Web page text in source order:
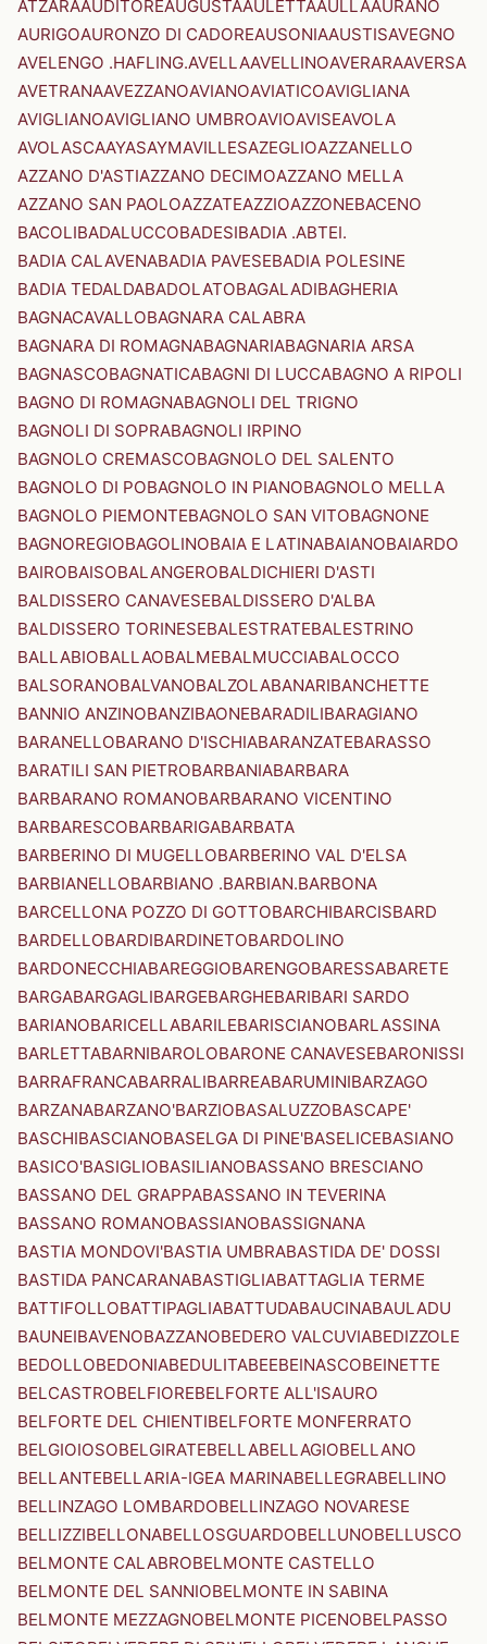
ATZARAAUDITOREAUGUSTAAULETTAAULLAAURANO
AURIGOAURONZO DI CADOREAUSONIAAUSTISAVEGNO
AVELENGO .HAFLING.AVELLAAVELLINOAVERARAAVERSA
AVETRANAAVEZZANOAVIANOAVIATICOAVIGLIANA
AVIGLIANOAVIGLIANO UMBROAVIOAVISEAVOLA
AVOLASCAAYASAYMAVILLESAZEGLIOAZZANELLO
AZZANO D'ASTIAZZANO DECIMOAZZANO MELLA
AZZANO SAN PAOLOAZZATEAZZIOAZZONEBACENO
BACOLIBADALUCCOBADESIBADIA .ABTEI.
BADIA CALAVENABADIA PAVESEBADIA POLESINE
BADIA TEDALDABADOLATOBAGALADIBAGHERIA
BAGNACAVALLOBAGNARA CALABRA
BAGNARA DI ROMAGNABAGNARIABAGNARIA ARSA
BAGNASCOBAGNATICABAGNI DI LUCCABAGNO A RIPOLI
BAGNO DI ROMAGNABAGNOLI DEL TRIGNO
BAGNOLI DI SOPRABAGNOLI IRPINO
BAGNOLO CREMASCOBAGNOLO DEL SALENTO
BAGNOLO DI POBAGNOLO IN PIANOBAGNOLO MELLA
BAGNOLO PIEMONTEBAGNOLO SAN VITOBAGNONE
BAGNOREGIOBAGOLINOBAIA E LATINABAIANOBAIARDO
BAIROBAISOBALANGEROBALDICHIERI D'ASTI
BALDISSERO CANAVESEBALDISSERO D'ALBA
BALDISSERO TORINESEBALESTRATEBALESTRINO
BALLABIOBALLAOBALMEBALMUCCIABALOCCO
BALSORANOBALVANOBALZOLABANARIBANCHETTE
BANNIO ANZINOBANZIBAONEBARADILIBARAGIANO
BARANELLOBARANO D'ISCHIABARANZATEBARASSO
BARATILI SAN PIETROBARBANIABARBARA
BARBARANO ROMANOBARBARANO VICENTINO
BARBARESCOBARBARIGABARBATA
BARBERINO DI MUGELLOBARBERINO VAL D'ELSA
BARBIANELLOBARBIANO .BARBIAN.BARBONA
BARCELLONA POZZO DI GOTTOBARCHIBARCISBARD
BARDELLOBARDIBARDINETOBARDOLINO
BARDONECCHIABAREGGIOBARENGOBARESSABARETE
BARGABARGAGLIBARGEBARGHEBARIBARI SARDO
BARIANOBARICELLABARILEBARISCIANOBARLASSINA
BARLETTABARNIBAROLOBARONE CANAVESEBARONISSI
BARRAFRANCABARRALIBARREABARUMINIBARZAGO
BARZANABARZANO'BARZIOBASALUZZOBASCAPE'
BASCHIBASCIANOBASELGA DI PINE'BASELICEBASIANO
BASICO'BASIGLIOBASILIANOBASSANO BRESCIANO
BASSANO DEL GRAPPABASSANO IN TEVERINA
BASSANO ROMANOBASSIANOBASSIGNANA
BASTIA MONDOVI'BASTIA UMBRABASTIDA DE' DOSSI
BASTIDA PANCARANABASTIGLIABATTAGLIA TERME
BATTIFOLLOBATTIPAGLIABATTUDABAUCINABAULADU
BAUNEIBAVENOBAZZANOBEDERO VALCUVIABEDIZZOLE
BEDOLLOBEDONIABEDULITABEEBEINASCOBEINETTE
BELCASTROBELFIOREBELFORTE ALL'ISAURO
BELFORTE DEL CHIENTIBELFORTE MONFERRATO
BELGIOIOSOBELGIRATEBELLABELLAGIOBELLANO
BELLANTEBELLARIA-IGEA MARINABELLEGRABELLINO
BELLINZAGO LOMBARDOBELLINZAGO NOVARESE
BELLIZZIBELLONABELLOSGUARDOBELLUNOBELLUSCO
BELMONTE CALABROBELMONTE CASTELLO
BELMONTE DEL SANNIOBELMONTE IN SABINA
BELMONTE MEZZAGNOBELMONTE PICENOBELPASSO